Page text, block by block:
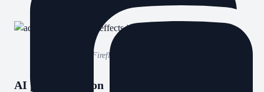
Adobe Firefly Firefly effects
AI photo creation